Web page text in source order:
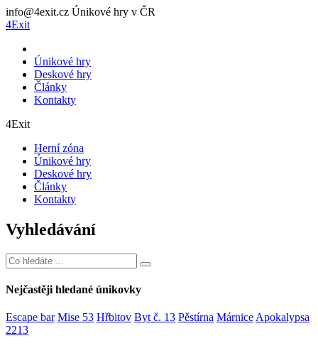
info@4exit.cz Únikové hry v ČR
4Exit
Únikové hry
Deskové hry
Články
Kontakty
4Exit
Herní zóna
Únikové hry
Deskové hry
Články
Kontakty
Vyhledávání
Nejčastěji hledané únikovky
Escape bar Mise 53 Hřbitov Byt č. 13 Pěstírna Márnice Apokalypsa
2213